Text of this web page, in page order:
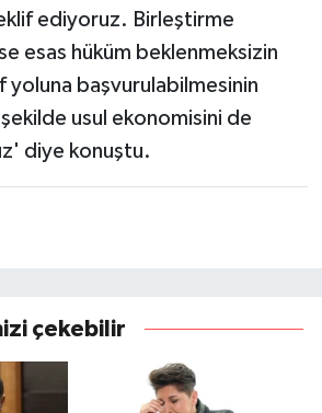
ediyoruz. Birleştirme
esas hüküm beklenmeksizin
yoluna başvurulabilmesinin
usul ekonomisini de
diye konuştu.
çekebilir